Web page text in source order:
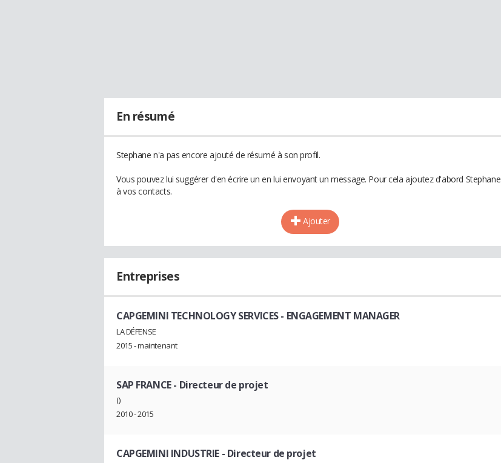
En résumé
Stephane n'a pas encore ajouté de résumé à son profil.
Vous pouvez lui suggérer d'en écrire un en lui envoyant un message. Pour cela ajoutez d'abord Stephane
à vos contacts.
Ajouter
Entreprises
CAPGEMINI TECHNOLOGY SERVICES- ENGAGEMENT MANAGER
LA DÉFENSE
2015 - maintenant
SAP FRANCE- Directeur de projet
()
2010 - 2015
CAPGEMINI INDUSTRIE - Directeur de projet